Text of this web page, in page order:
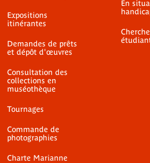
Expositions
itinérantes
Demandes de prêts
et dépôt d'œuvres
Consultation des
collections en
muséothèque
Tournages
Commande de
photographies
Charte Marianne
En